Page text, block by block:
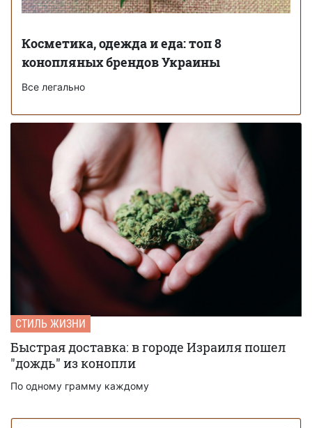
Косметика, одежда и еда: топ 8
конопляных брендов Украины
Все легально
СТИЛЬ ЖИЗНИ
Быстрая доставка: в городе Израиля пошел
"дождь" из конопли
По одному грамму каждому